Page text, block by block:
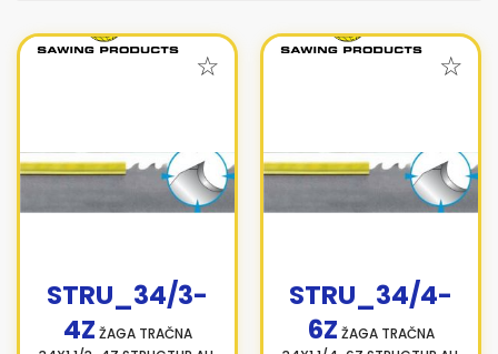
STRU_34/3-
4Z ŽAGA TRAČNA
STRU_34/4-
6Z ŽAGA TRAČNA